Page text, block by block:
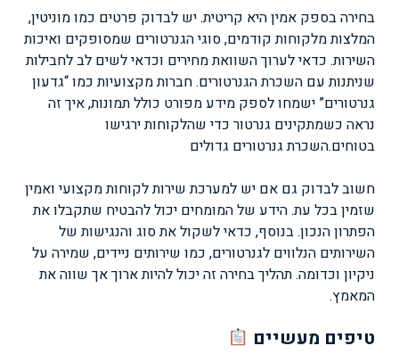
בחירה בספק אמין היא קריטית. יש לבדוק פרטים כמו מוניטין,
המלצות מלקוחות קודמים, סוגי הגנרטורים שמסופקים ואיכות
השירות. כדאי לערוך השוואת מחירים וכדאי לשים לב לחבילות
שניתנות עם השכרת הגנרטורים. חברות מקצועיות כמו “גדעון
גנרטורים” ישמחו לספק מידע מפורט כולל תמונות, איך זה
נראה כשמתקינים גנרטור כדי שהלקוחות ירגישו
בטוחים.השכרת גנרטורים גדולים
חשוב לבדוק גם אם יש למערכת שירות לקוחות מקצועי ואמין
שזמין בכל עת. הידע של המומחים יכול להבטיח שתקבלו את
הפתרון הנכון. בנוסף, כדאי לשקול את סוג והנגישות של
השירותים הנלווים לגנרטורים, כמו שירותים ניידים, שמירה על
ניקיון וכדומה. תהליך בחירה זה יכול להיות ארוך אך שווה את
המאמץ.
טיפים מעשיים